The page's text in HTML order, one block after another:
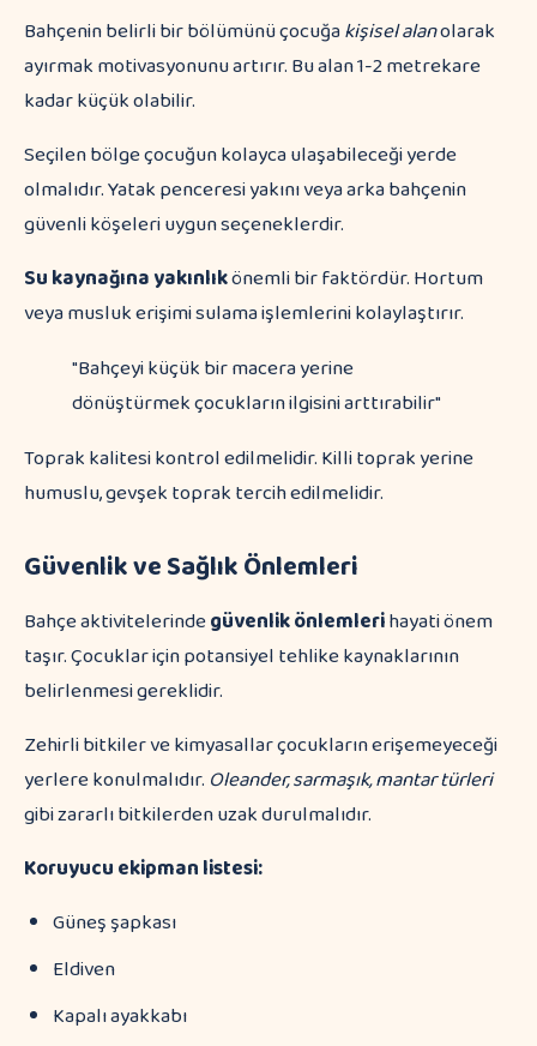
Bahçenin belirli bir bölümünü çocuğakişisel alanolarak
ayırmak motivasyonunu artırır. Bu alan 1-2 metrekare
kadar küçük olabilir.
Seçilen bölge çocuğun kolayca ulaşabileceği yerde
olmalıdır. Yatak penceresi yakını veya arka bahçenin
güvenli köşeleri uygun seçeneklerdir.
Su kaynağına yakınlıkönemli bir faktördür. Hortum
veya musluk erişimi sulama işlemlerini kolaylaştırır.
"Bahçeyi küçük bir macera yerine
dönüştürmek çocukların ilgisini arttırabilir"
Toprak kalitesi kontrol edilmelidir. Killi toprak yerine
humuslu, gevşek toprak tercih edilmelidir.
Güvenlik ve Sağlık Önlemleri
Bahçe aktivitelerindegüvenlik önlemlerihayati önem
taşır. Çocuklar için potansiyel tehlike kaynaklarının
belirlenmesi gereklidir.
Zehirli bitkiler ve kimyasallar çocukların erişemeyeceği
yerlere konulmalıdır. Oleander, sarmaşık, mantar türleri
gibi zararlı bitkilerden uzak durulmalıdır.
Koruyucu ekipman listesi:
Güneş şapkası
Eldiven
Kapalı ayakkabı